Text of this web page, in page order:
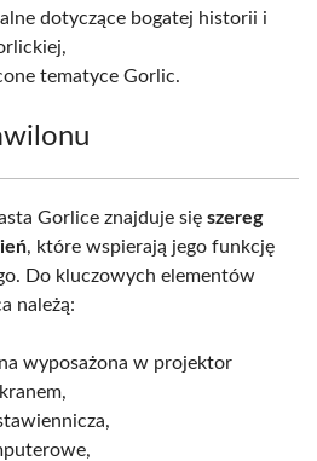
dotyczące bogatej historii i
tematyce Gorlic.
Gorlice znajduje się szereg
, które wspierają jego funkcję
Do kluczowych elementów
należą:
wyposażona w projektor